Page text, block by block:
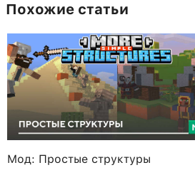
Похожие статьи
Мод: Простые структуры